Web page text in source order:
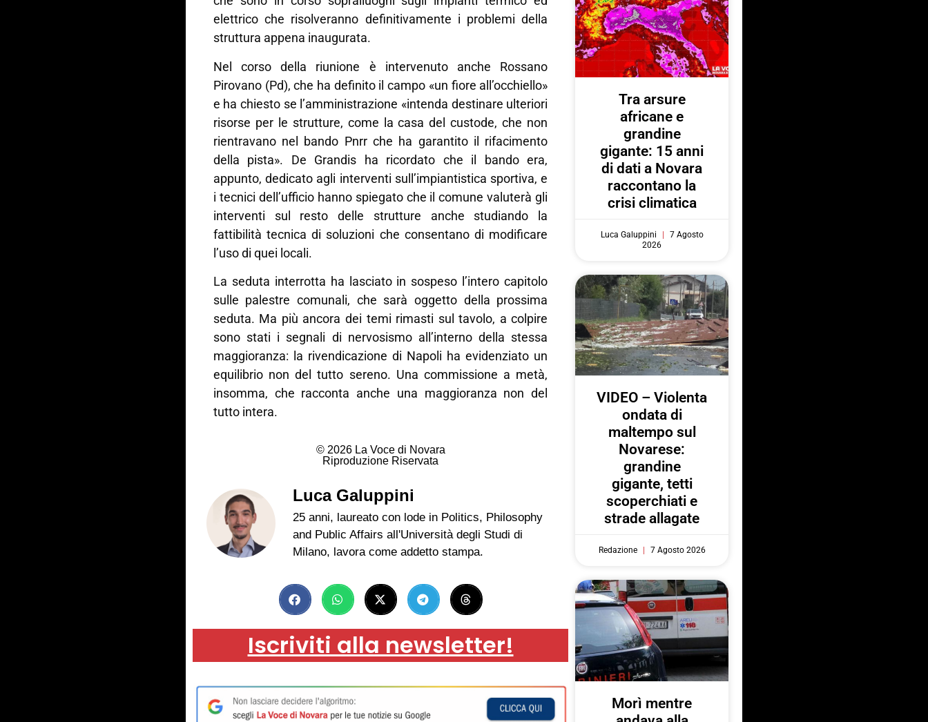
elettrico che risolveranno definitivamente i problemi della
struttura appena inaugurata.
Nel corso della riunione è intervenuto anche Rossano
Pirovano (Pd), che ha definito il campo «un fiore all’occhiello»
e ha chiesto se l’amministrazione «intenda destinare ulteriori
risorse per le strutture, come la casa del custode, che non
rientravano nel bando Pnrr che ha garantito il rifacimento
della pista». De Grandis ha ricordato che il bando era,
appunto, dedicato agli interventi sull’impiantistica sportiva, e
i tecnici dell’ufficio hanno spiegato che il comune valuterà gli
interventi sul resto delle strutture anche studiando la
fattibilità tecnica di soluzioni che consentano di modificare
l’uso di quei locali.
La seduta interrotta ha lasciato in sospeso l’intero capitolo
sulle palestre comunali, che sarà oggetto della prossima
seduta. Ma più ancora dei temi rimasti sul tavolo, a colpire
sono stati i segnali di nervosismo all’interno della stessa
maggioranza: la rivendicazione di Napoli ha evidenziato un
equilibrio non del tutto sereno. Una commissione a metà,
insomma, che racconta anche una maggioranza non del
tutto intera.
© 2026 La Voce di Novara
Riproduzione Riservata
Luca Galuppini
25 anni, laureato con lode in Politics, Philosophy
and Public Affairs all'Università degli Studi di
Milano, lavora come addetto stampa.
Iscriviti alla newsletter!
Tra arsure
africane e
grandine
gigante: 15 anni
di dati a Novara
raccontano la
crisi climatica
Luca Galuppini
7 Agosto
2026
VIDEO – Violenta
ondata di
maltempo sul
Novarese:
grandine
gigante, tetti
scoperchiati e
strade allagate
Redazione 7 Agosto 2026
Morì mentre